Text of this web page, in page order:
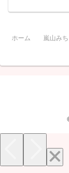
ホーム 嵐山み